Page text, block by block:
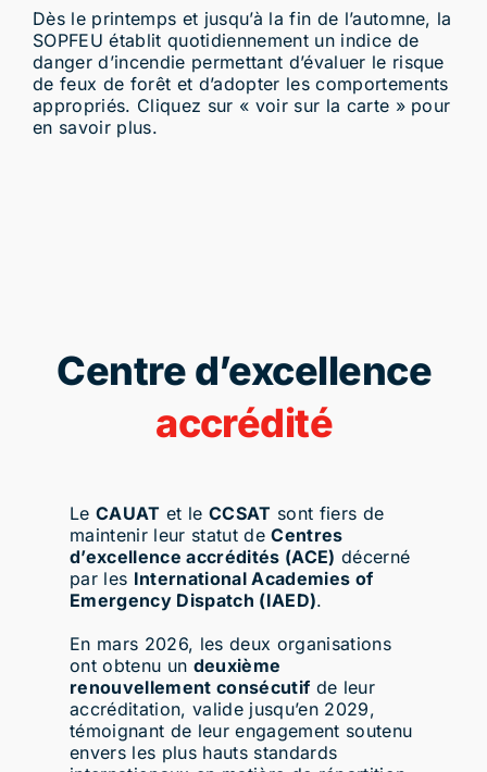
Dès le printemps et jusqu’à la fin de l’automne, la
SOPFEU établit quotidiennement un indice de
danger d’incendie permettant d’évaluer le risque
de feux de forêt et d’adopter les comportements
appropriés. Cliquez sur « voir sur la carte » pour
en savoir plus.
Centre d’excellence
accrédité
LeCAUAT et leCCSAT sont fiers de
maintenir leur statut deCentres
d’excellence accrédités (ACE) décerné
par les International Academies of
Emergency Dispatch (IAED).
En mars 2026, les deux organisations
ont obtenu un deuxième
renouvellement consécutifde leur
accréditation, valide jusqu’en 2029,
témoignant de leur engagement soutenu
envers les plus hauts standards